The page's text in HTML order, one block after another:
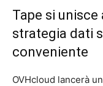
Tape si unisce
strategia dati
conveniente
OVHcloud lancerà